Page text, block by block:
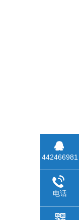
442466981
电话